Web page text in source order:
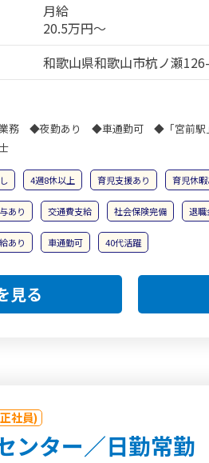
月給
20.5万円～
和歌山県和歌山市杭ノ瀬
業務 ◆夜勤あり ◆車通勤可 ◆「宮前駅
4週8休以上 育児支援あり 育児休暇
あり 交通費支給 社会保険完備 退職
あり 車通勤可 40代活躍
見る
社員)
ンター／日勤常勤